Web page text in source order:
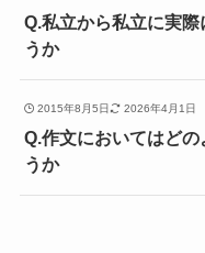
Q.私立から私立に実
うか
2015年8月5日 2026年4月1日
Q.作文においてはど
うか